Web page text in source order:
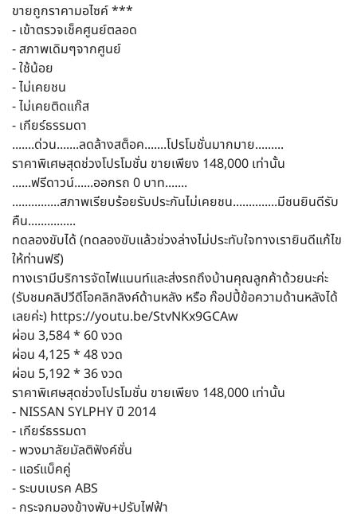
ขายถูกราคามอไซค์ ***
- เข้าตรวจเช็คศูนย์ตลอด
- สภาพเดิมๆจากศูนย์
- ใช้น้อย
- ไม่เคยชน
- ไม่เคยติดแก๊ส
- เกียร์ธรรมดา
.......ด่วน.......ลดล้างสต็อค.......โปรโมชั่นมากมาย.........
ราคาพิเศษสุดช่วงโปรโมชั่น ขายเพียง 148,000 เท่านั้น
......ฟรีดาวน์......ออกรถ 0 บาท.......
...............สภาพเรียบร้อยรับประกันไม่เคยชน..............มีชนยินดีรับ
คืน...............
ทดลองขับได้ (ทดลองขับแล้วช่วงล่างไม่ประทับใจทางเรายินดีแก้ไข
ให้ท่านฟรี)
ทางเรามีบริการจัดไฟแนนท์และส่งรถถึงบ้านคุณลูกค้าด้วยนะค่ะ
(รับชมคลิปวีดีโอคลิกลิงค์ด้านหลัง หรือ ก๊อปปี้ข้อความด้านหลังได้
เลยค่ะ) https://youtu.be/StvNKx9GCAw
ผ่อน 3,584 * 60 งวด
ผ่อน 4,125 * 48 งวด
ผ่อน 5,192 * 36 งวด
ราคาพิเศษสุดช่วงโปรโมชั่น ขายเพียง 148,000 เท่านั้น
- NISSAN SYLPHY ปี 2014
- เกียร์ธรรมดา
- พวงมาลัยมัลติฟังค์ชั่น
- แอร์แบ็คคู่
- ระบบเบรค ABS
- กระจกมองข้างพับ+ปรับไฟฟ้า